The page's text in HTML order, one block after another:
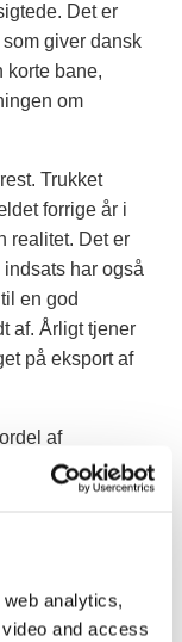
analytics,
and access
Det er
giver dansk
korte bane,
om
Trukket
forrige år i
realitet. Det er
har også
en god
af. Årligt tjener
på eksport af
af
million danske
marked.